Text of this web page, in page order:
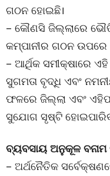
ଗଠନ ହୋଇଛି।
– କୌଣସି ଜିଲ୍ଲାରେ
କମ୍ପାନୀର ଗଠନ ଉପରେ
– ଆର୍ଥିକ ସମୀକ୍ଷାରେ
ସୁଗମତା ବୃଦ୍ଧି ଏବଂ
ଫଳରେ ଜିଲ୍ଲା ଏବଂ
ସୁଯୋଗ ସୃଷ୍ଟି
ବ୍ୟବସାୟ ଅନୁକୂଳ
– ଅର୍ଥନୈତିକ